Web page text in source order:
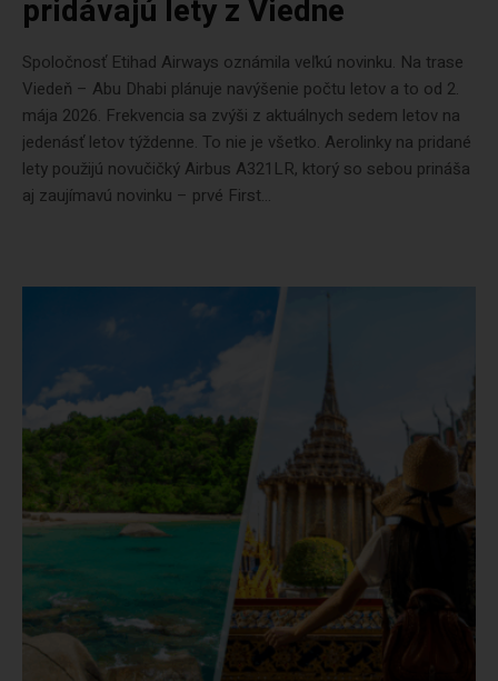
pridávajú lety z Viedne
Spoločnosť Etihad Airways oznámila veľkú novinku. Na trase
Viedeň – Abu Dhabi plánuje navýšenie počtu letov a to od 2.
mája 2026. Frekvencia sa zvýši z aktuálnych sedem letov na
jedenásť letov týždenne. To nie je všetko. Aerolinky na pridané
lety použijú novučičký Airbus A321LR, ktorý so sebou prináša
aj zaujímavú novinku – prvé First...